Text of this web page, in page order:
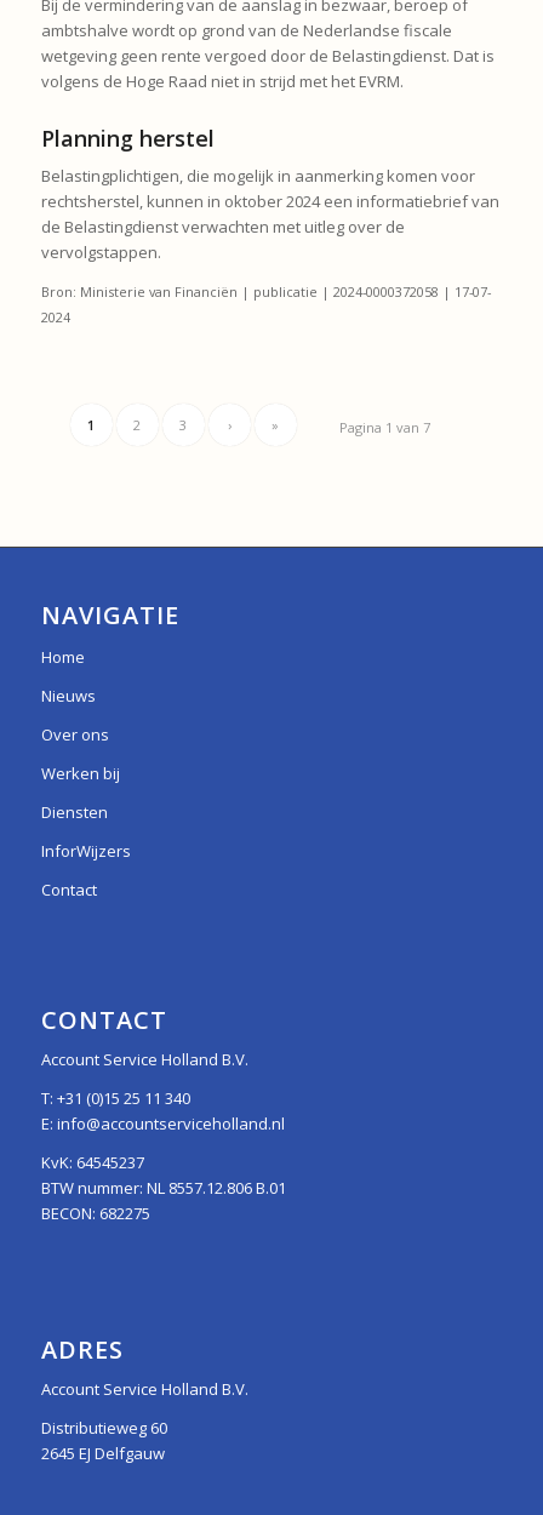
Bij de vermindering van de aanslag in bezwaar, beroep of
ambtshalve wordt op grond van de Nederlandse fiscale
wetgeving geen rente vergoed door de Belastingdienst. Dat is
volgens de Hoge Raad niet in strijd met het EVRM.
Planning herstel
Belastingplichtigen, die mogelijk in aanmerking komen voor
rechtsherstel, kunnen in oktober 2024 een informatiebrief van
de Belastingdienst verwachten met uitleg over de
vervolgstappen.
Bron: Ministerie van Financiën | publicatie | 2024-0000372058 | 17-07-
2024
Pagina 1 van 7
1 2 3 › »
NAVIGATIE
Home
Nieuws
Over ons
Werken bij
Diensten
InforWijzers
Contact
CONTACT
Account Service Holland B.V.
T: +31 (0)15 25 11 340
E: info@accountserviceholland.nl
KvK: 64545237
BTW nummer: NL 8557.12.806 B.01
BECON: 682275
ADRES
Account Service Holland B.V.
Distributieweg 60
2645 EJ Delfgauw